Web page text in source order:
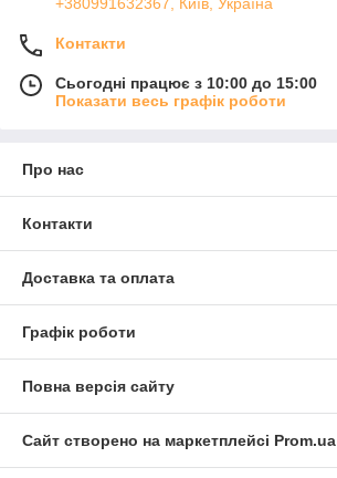
+380991632367, Київ, Україна
Контакти
Сьогодні працює з 10:00 до 15:00
Показати весь графік роботи
Про нас
Контакти
Доставка та оплата
Графік роботи
Повна версія сайту
Сайт створено на маркетплейсі Prom.ua